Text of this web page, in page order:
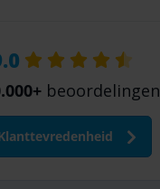
beoordelingen